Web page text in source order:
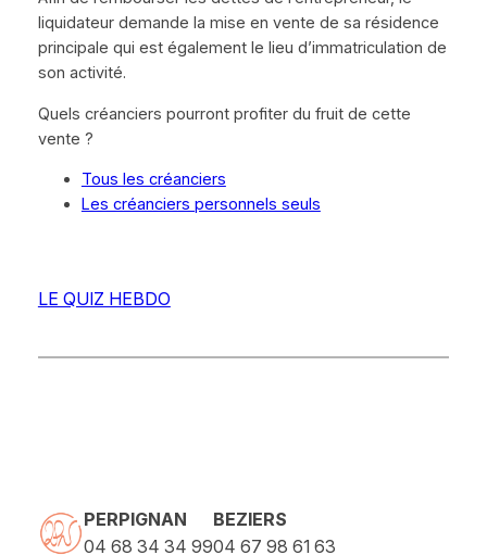
liquidateur demande la mise en vente de sa résidence
principale qui est également le lieu d’immatriculation de
son activité.
Quels créanciers pourront profiter du fruit de cette
vente ?
Tous les créanciers
Les créanciers personnels seuls
LE QUIZ HEBDO
PERPIGNAN
04 68 34 34 99
BEZIERS
04 67 98 61 63